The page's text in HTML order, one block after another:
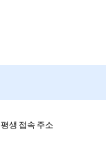
평생 접속 주소